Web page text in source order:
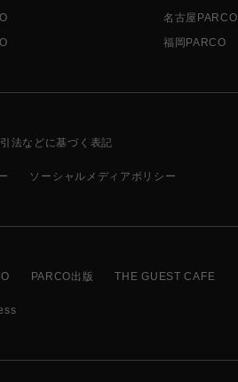
名古屋PARCO
福岡PARCO
法などに基づく表記
ソーシャルメディアポリシー
PARCO出版 THE GUEST CAFE